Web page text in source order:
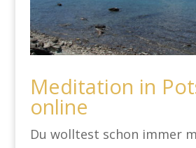
Meditation in
online
Du wolltest schon immer